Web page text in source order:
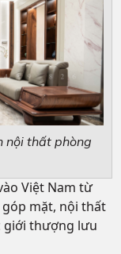
nội thất phòng
Việt Nam từ
mặt, nội thất
giới thượng lưu